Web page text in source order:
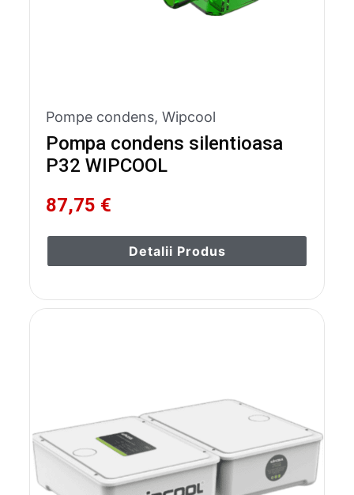
Pompe condens,Wipcool
Pompa condens silentioasa
P32 WIPCOOL
87,75 €
Detalii Produs